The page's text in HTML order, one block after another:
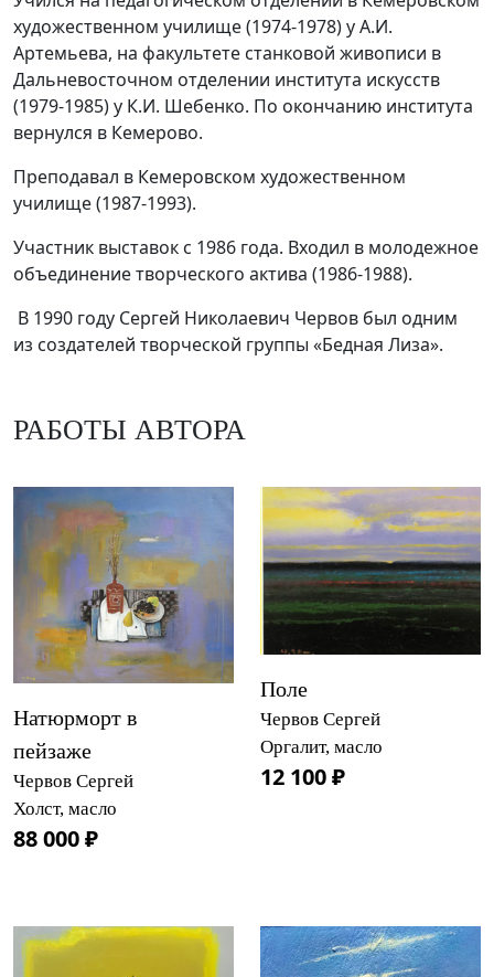
художественном училище (1974-1978) у А.И.
Артемьева, на факультете станковой живописи в
Дальневосточном отделении института искусств
(1979-1985) у К.И. Шебенко. По окончанию института
вернулся в Кемерово.
Преподавал в Кемеровском художественном
училище (1987-1993).
Участник выставок с 1986 года. Входил в молодежное
объединение творческого актива (1986-1988).
В 1990 году Сергей Николаевич Червов был одним
из создателей творческой группы «Бедная Лиза».
РАБОТЫ АВТОРА
Натюрморт в
пейзаже
Червов Сергей
Холст, масло
88 000 ₽
Поле
Червов Сергей
Оргалит, масло
12 100 ₽